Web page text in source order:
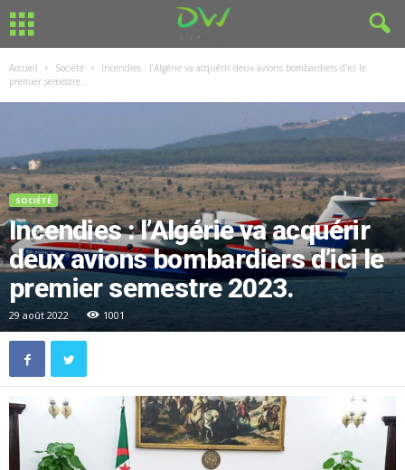
Accueil Société
Incendies : l’Algérie va acquérir deux avions bombardiers d’ici le
premier semestre...
SOCIÉTÉ
Incendies : l’Algérie va acquérir
deux avions bombardiers d’ici le
premier semestre 2023.
29 août 2022 1001